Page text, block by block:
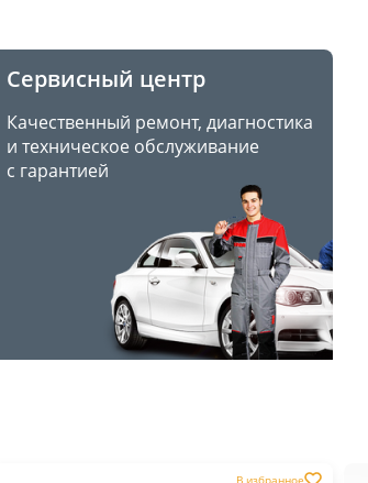
Сервисный центр
Качественный ремонт, диагностика
и техническое обслуживание
с гарантией